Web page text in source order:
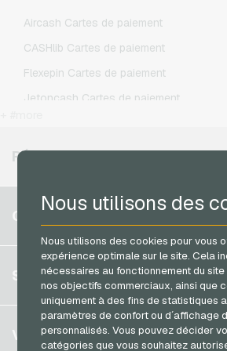
Nous utilisons des
Nous utilisons des cookies pour vous
expérience optimale sur le site. Cela
nécessaires au fonctionnement du
nos objectifs commerciaux, ainsi que
uniquement à des fins de statistiques
paramètres de confort ou d´affichage
personnalisés. Vous pouvez décider
catégories que vous souhaitez
Aircash Cartes de paiement
CASHlib Cartes de paiement
Flexepin Cartes de paiement
Jetoncash Cartes de paiement
Neosurf Cartes de paiement
PCS Cartes de paiement
Razer Gold Cartes de paiement
Transcash Cartes de paiement
RÉGIONS DISPONIBLES
Belgique
Allemagne (DE)
Allemagne (EN)
France
Italie
COMPTE
S´inscrire
S´inscrire
Mon panier
SERVICE
FAQ
VGO-SHOP